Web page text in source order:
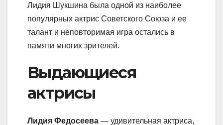
Лидия Шукшина была одной из наиболее
популярных актрис Советского Союза и ее
талант и неповторимая игра остались в
памяти многих зрителей.
Выдающиеся
актрисы
Лидия Федосеева — удивительная актриса,